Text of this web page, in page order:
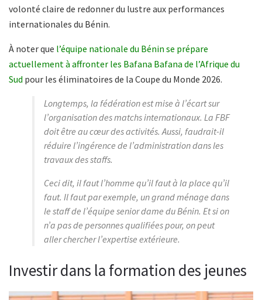
volonté claire de redonner du lustre aux performances
internationales du Bénin.
À noter que l’équipe nationale du Bénin se prépare
actuellement à affronter les Bafana Bafana de l’Afrique du
Sud pour les éliminatoires de la Coupe du Monde 2026.
Longtemps, la fédération est mise à l’écart sur
l’organisation des matchs internationaux. La FBF
doit être au cœur des activités. Aussi, faudrait-il
réduire l’ingérence de l’administration dans les
travaux des staffs.
Ceci dit, il faut l’homme qu’il faut à la place qu’il
faut. Il faut par exemple, un grand ménage dans
le staff de l’équipe senior dame du Bénin. Et si on
n’a pas de personnes qualifiées pour, on peut
aller chercher l’expertise extérieure.
Investir dans la formation des jeunes